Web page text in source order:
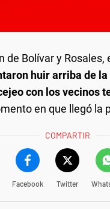
de Bolívar y
huir arriba de
con los vecinos
en que llegó la
COMPARTIR
Facebook Twitter